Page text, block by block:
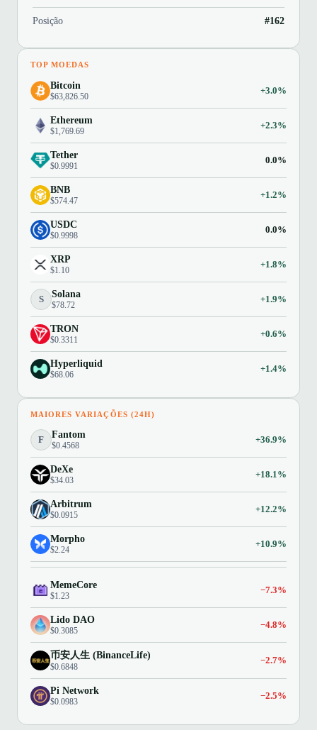
Posição #162
TOP MOEDAS
Bitcoin
$63,826.50
+3.0%
Ethereum
$1,769.69
+2.3%
Tether
$0.9991
0.0%
BNB
$574.47
+1.2%
USDC
$0.9998
0.0%
XRP
$1.10
+1.8%
S Solana
$78.72
+1.9%
TRON
$0.3311
+0.6%
Hyperliquid
$68.06
+1.4%
MAIORES VARIAÇÕES (24H)
F Fantom
$0.4568
+36.9%
DeXe
$34.03
+18.1%
Arbitrum
$0.0915
+12.2%
Morpho
$2.24
+10.9%
MemeCore
$1.23
−7.3%
Lido DAO
$0.3085
−4.8%
币安人生 (BinanceLife)
$0.6848
−2.7%
Pi Network
$0.0983
−2.5%